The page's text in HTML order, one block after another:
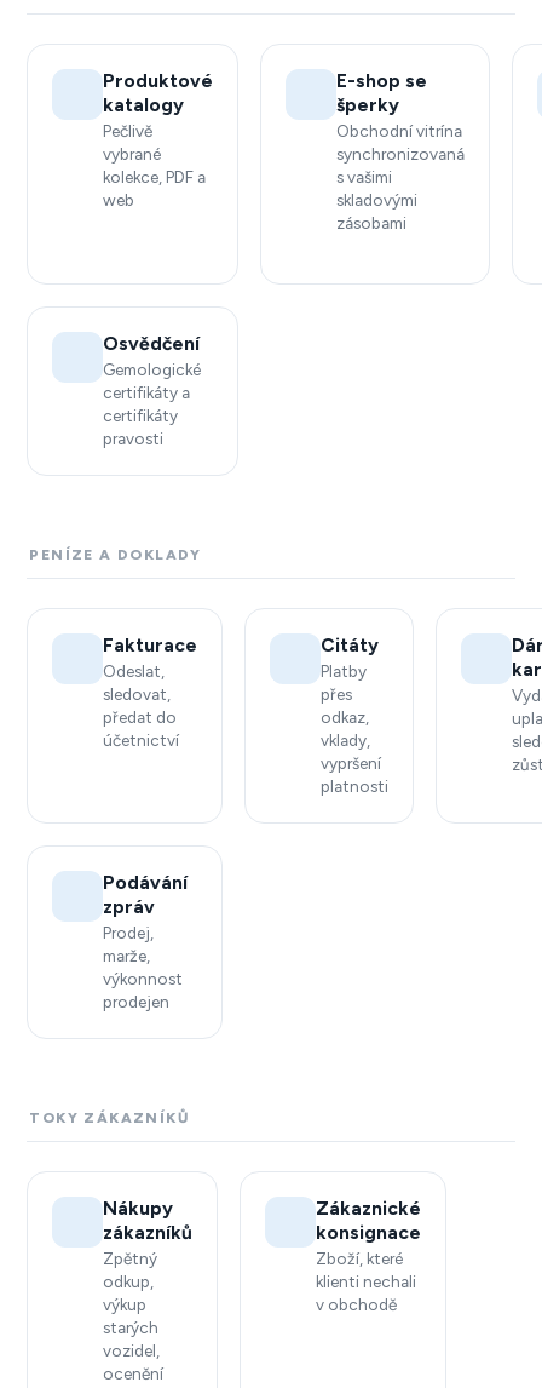
Produktové
katalogy
Pečlivě
vybrané
kolekce, PDF a
web
E-shop se
šperky
Obchodní vitrína
synchronizovaná
s vašimi
skladovými
zásobami
Osvědčení
Gemologické
certifikáty a
certifikáty
pravosti
PENÍZE A DOKLADY
Fakturace
Odeslat,
sledovat,
předat do
účetnictví
Citáty
Platby
přes
odkaz,
vklady,
vypršení
platnosti
Podávání
zpráv
Prodej,
marže,
výkonnost
prodejen
TOKY ZÁKAZNÍKŮ
Nákupy
zákazníků
Zpětný
odkup,
výkup
starých
vozidel,
ocenění
Zákaznické
konsignace
Zboží, které
klienti nechali
v obchodě